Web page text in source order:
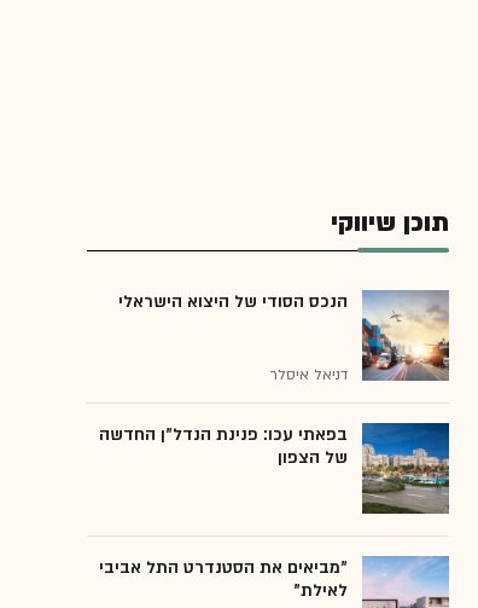
תוכן שיווקי
הנכס הסודי של היצוא הישראלי
דניאל איסלר
בפאתי עכו: פנינת הנדל"ן החדשה
של הצפון
"מביאים את הסטנדרט התל אביבי
לאילת"